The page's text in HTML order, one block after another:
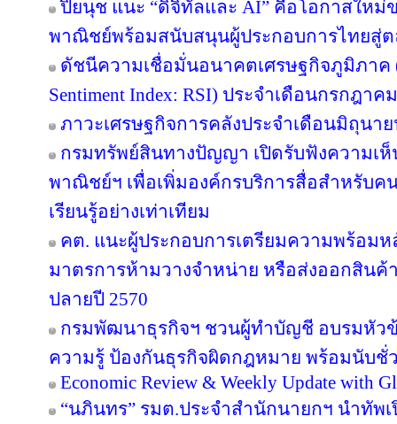
ปิยนุช แนะ “ดิจิทัลและ AI” คือโอกาสใหม่
พาณิชย์พร้อมสนับสนุนผู้ประกอบการไทยสู่
ดัชนีความเชื่อมั่นอนาคตเศรษฐกิจภูมิภาค
Sentiment Index: RSI) ประจำเดือนกรกฎาค
ภาวะเศรษฐกิจการคลังประจำเดือนมิถุนาย
กรมทรัพย์สินทางปัญญา เปิดรับฟังความเห็
พาณิชย์ฯ เพื่อเพิ่มองค์กรบริการสื่อสำหรับค
เรียนรู้อย่างเท่าเทียม
คต. แนะผู้ประกอบการเตรียมความพร้อมห
มาตรการห้ามวางจำหน่าย หรือส่งออกสินค้
ปลายปี 2570
กรมพัฒนาธุรกิจฯ ชวนผู้ทำบัญชี อบรมหัวข้
ความรู้ ป้องกันธุรกิจผิดกฎหมาย พร้อมนับชั่ว
Economic Review & Weekly Update with
“นภินทร” รมต.ประจำสำนักนายกฯ นำทัพเปิ